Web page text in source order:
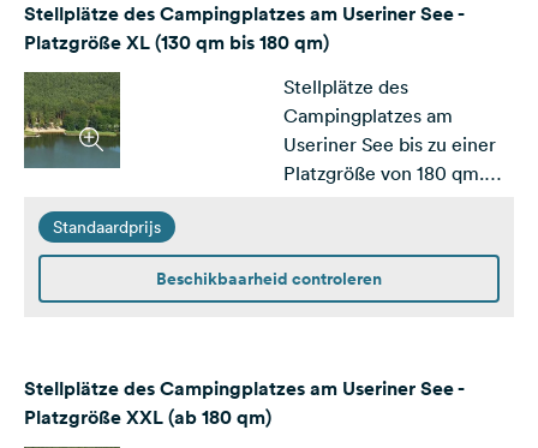
Stellplätze des Campingplatzes am Useriner See -
Platzgröße XL (130 qm bis 180 qm)
Stellplätze des
Campingplatzes am
Useriner See bis zu einer
Platzgröße von 180 qm.
Wohnmobile
Standaardprijs
Beschikbaarheid controleren
Stellplätze des Campingplatzes am Useriner See -
Platzgröße XXL (ab 180 qm)